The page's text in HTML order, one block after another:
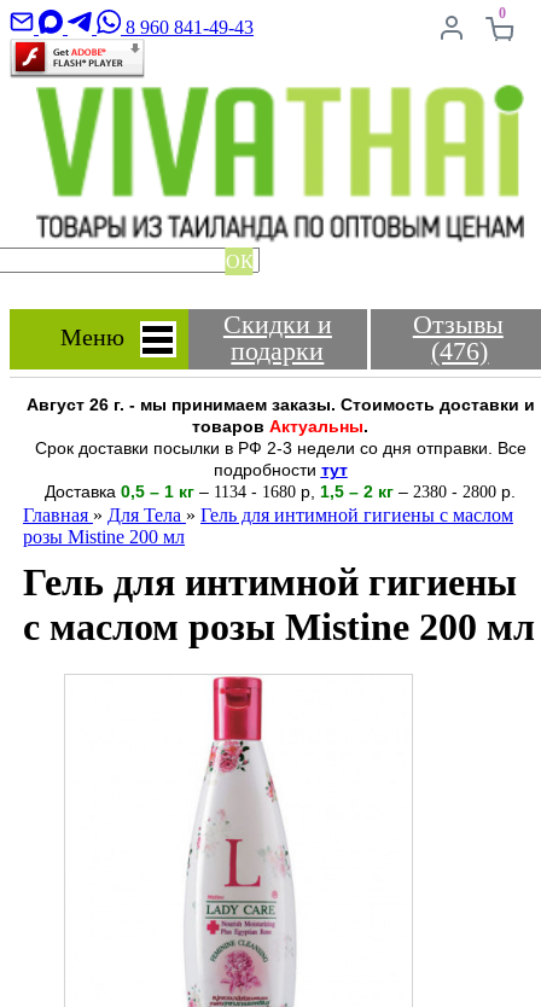
8 960 841-49-43
0
ОК
Меню
Скидки и
подарки
Отзывы
(476)
Август 26 г. - мы принимаем заказы. Стоимость доставки и
товаров Актуальны.
Срок доставки посылки в РФ 2-3 недели со дня отправки. Все
подробности тут
Доставка 0,5 – 1 кг – 1134 - 1680 р 1,5 – 2 кг – 2380 - 2800 р.
Главная » Для Тела » Гель для интимной гигиены с маслом
розы Mistine 200 мл
Гель для интимной гигиены
с маслом розы Mistine 200 мл